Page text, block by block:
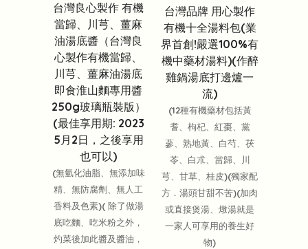
台灣良心製作 有機
當歸、川芎、薑麻
油湯底醬（台灣良
心製作有機當歸、
川芎、薑麻油湯底
即食淮山麵專用醬
250g玻璃瓶裝版）
(最佳享用期: 2023
5月2日，之後享用
也可以)
(無氫化油脂、無添加味
精、無防腐劑、無人工
香料及色素)( 除了做湯
底吃麵、吃米粉之外，
灼菜後加此醬及醬油，
台灣品牌 用心製作
有機十全湯料包(業
界首創!嚴選100%有
機中藥材湯料)(作醉
雞鍋湯底打邊爐一
流)
(12種有機藥材包括黃
耆、枸杞、紅棗、黨
蔘、熟地黃、白芍、茯
苓、白朮、當歸、川
芎、甘草、桂皮)(獨家配
方．湯頭甘甜不苦)(加肉
或直接煲湯、燉湯就是
一家人可享用的養生好
物)